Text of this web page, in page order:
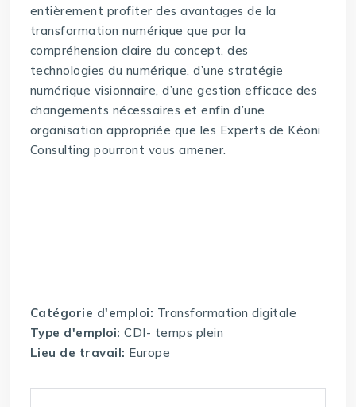
entièrement profiter des avantages de la
transformation numérique que par la
compréhension claire du concept, des
technologies du numérique, d’une stratégie
numérique visionnaire, d’une gestion efficace des
changements nécessaires et enfin d’une
organisation appropriée que les Experts de Kéoni
Consulting pourront vous amener.
Catégorie d'emploi: Transformation digitale
Type d'emploi:CDI- temps plein
Lieu de travail: Europe